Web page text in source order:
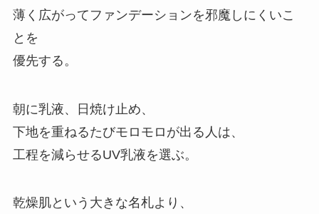
薄く広がってファンデーションを邪魔しにくいこ
とを
優先する。
朝に乳液、日焼け止め、
下地を重ねるたびモロモロが出る人は、
工程を減らせるUV乳液を選ぶ。
乾燥肌という大きな名札より、